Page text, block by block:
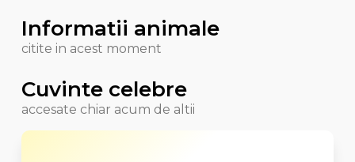
Informatii animale
citite in acest moment
Cuvinte celebre
accesate chiar acum de altii